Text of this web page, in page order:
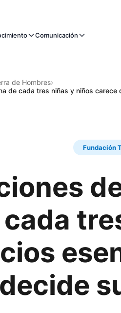
Comunicación
de Hombres›
de cada tres niñas y niños
Fundación